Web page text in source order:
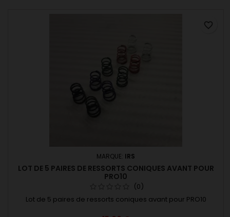
MARQUE: IRS
LOT DE 5 PAIRES DE RESSORTS CONIQUES AVANT POUR
PRO10
(0)
Lot de 5 paires de ressorts coniques avant pour PRO10
favorite_border